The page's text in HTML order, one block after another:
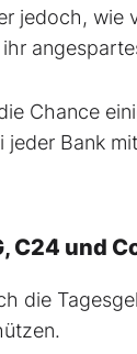
jedoch, wie
Chance
Bank
C24 und
die